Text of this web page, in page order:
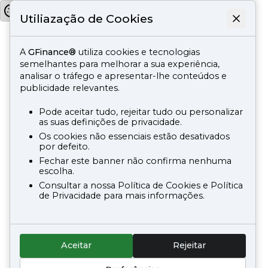
Utiliazação de Cookies
AGFinance® utiliza cookies e tecnologias
semelhantes para melhorar a sua experiência,
analisar o tráfego e apresentar-lhe conteúdos e
publicidade relevantes.
Pode aceitar tudo, rejeitar tudo ou personalizar
as suas definições de privacidade.
Os cookies não essenciais estão desativados
por defeito.
Fechar este banner não confirma nenhuma
escolha.
Consultar a nossa Política de Cookies e Política
de Privacidade para mais informações.
Aceitar Rejeitar